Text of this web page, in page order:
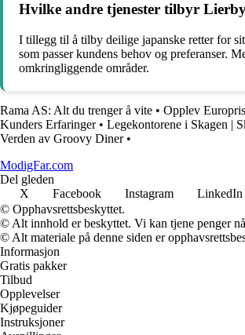
Hvilke andre tjenester tilbyr
I tillegg til å tilby deilige japanske retter for
som passer kundens behov og preferanser.
omkringliggende områder.
Rama AS: Alt du trenger å vite • Opplev
Kunders Erfaringer• Legekontorene i Skagen |
Verden av Groovy Diner•
ModigFar.com
Del gleden
X
Facebook Instagram LinkedIn
© Opphavsrettsbeskyttet.
© Alt innhold er beskyttet. Vi kan tjene penger
© Alt materiale på denne siden er
Informasjon
Gratis pakker
Tilbud
Opplevelser
Kjøpeguider
Instruksjoner